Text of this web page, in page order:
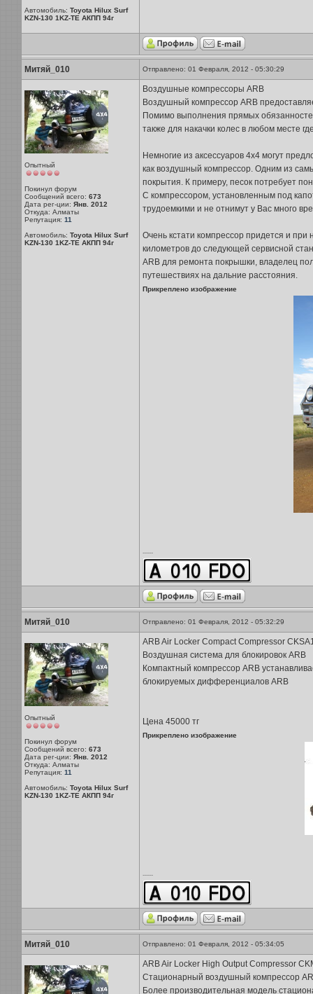
Автомобиль: Toyota Hilux Surf
KZN-130 1KZ-TE АКПП 94г
Митяй_010 Отправлено: 01 Февраля, 2012 - 05:30:29
Опытный
Покинул форум
Сообщений всего: 673
Дата рег-ции: Янв. 2012
Откуда: Алматы
Репутация: 11
Автомобиль: Toyota Hilux Surf
KZN-130 1KZ-TE АКПП 94г
Воздушные компрессоры ARB
Воздушный компрессор ARB
Помимо выполнения прямых
также для накачки колес в любом месте
Немногие из аксессуаров 4х4 могут
как воздушный компрессор. Одним из
покрытия. К примеру, песок потребует
С компрессором, установленным под
трудоемкими и не отнимут у Вас много
Очень кстати компрессор придется и при
километров до следующей сервисной
ARB для ремонта покрышки, владелец
путешествиях на дальние расстояния.
Прикреплено изображение
-----
Митяй_010 Отправлено: 01 Февраля, 2012 - 05:32:29
Опытный
Покинул форум
Сообщений всего: 673
Дата рег-ции: Янв. 2012
Откуда: Алматы
Репутация: 11
Автомобиль: Toyota Hilux Surf
KZN-130 1KZ-TE АКПП 94г
ARB Air Locker Compact Compressor
Воздушная система для блокировок ARB
Компактный компрессор ARB
блокируемых дифференциалов ARB
Цена 45000 тг
Прикреплено изображение
-----
Митяй_010 Отправлено: 01 Февраля, 2012 - 05:34:05
ARB Air Locker High Output Compressor
Стационарный воздушный компрессор
Более производительная модель